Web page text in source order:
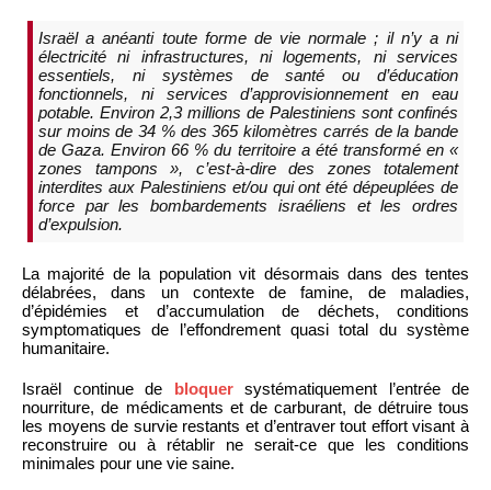
Israël a anéanti toute forme de vie normale ; il n’y a ni
électricité ni infrastructures, ni logements, ni services
essentiels, ni systèmes de santé ou d’éducation
fonctionnels, ni services d’approvisionnement en eau
potable. Environ 2,3 millions de Palestiniens sont confinés
sur moins de 34 % des 365 kilomètres carrés de la bande
de Gaza. Environ 66 % du territoire a été transformé en «
zones tampons », c’est-à-dire des zones totalement
interdites aux Palestiniens et/ou qui ont été dépeuplées de
force par les bombardements israéliens et les ordres
d’expulsion.
La majorité de la population vit désormais dans des tentes
délabrées, dans un contexte de famine, de maladies,
d’épidémies et d’accumulation de déchets, conditions
symptomatiques de l’effondrement quasi total du système
humanitaire.
Israël continue de bloquersystématiquement l’entrée de
nourriture, de médicaments et de carburant, de détruire tous
les moyens de survie restants et d’entraver tout effort visant à
reconstruire ou à rétablir ne serait-ce que les conditions
minimales pour une vie saine.